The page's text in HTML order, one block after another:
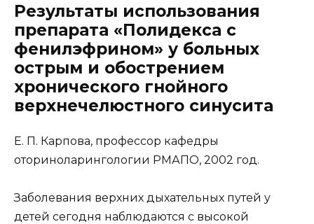
Результаты использования
препарата «Полидекса с
фенилэфрином» у больных
острым и обострением
хронического гнойного
верхнечелюстного синусита
Е. П. Карпова, профессор кафедры
оториноларингологии РМАПО, 2002 год.
Заболевания верхних дыхательных путей у
детей сегодня наблюдаются с высокой